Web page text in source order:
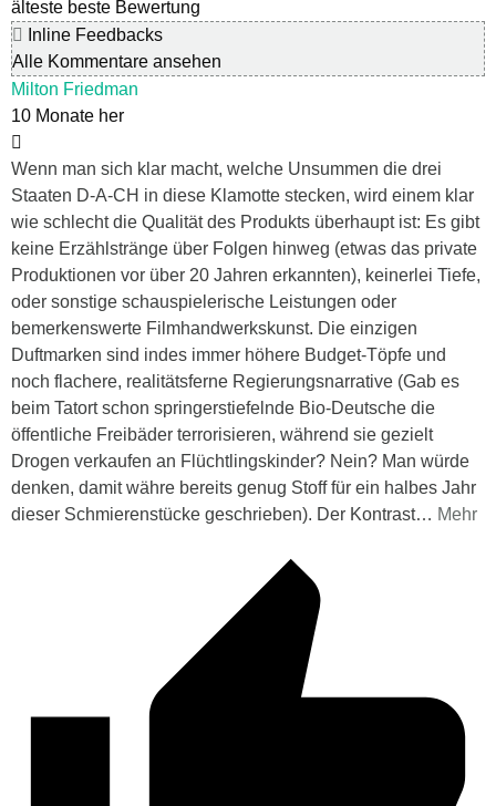
älteste beste Bewertung
Inline Feedbacks
Alle Kommentare ansehen
Milton Friedman
10 Monate her
Wenn man sich klar macht, welche Unsummen die drei
Staaten D-A-CH in diese Klamotte stecken, wird einem klar
wie schlecht die Qualität des Produkts überhaupt ist: Es gibt
keine Erzählstränge über Folgen hinweg (etwas das private
Produktionen vor über 20 Jahren erkannten), keinerlei Tiefe,
oder sonstige schauspielerische Leistungen oder
bemerkenswerte Filmhandwerkskunst. Die einzigen
Duftmarken sind indes immer höhere Budget-Töpfe und
noch flachere, realitätsferne Regierungsnarrative (Gab es
beim Tatort schon springerstiefelnde Bio-Deutsche die
öffentliche Freibäder terrorisieren, während sie gezielt
Drogen verkaufen an Flüchtlingskinder? Nein? Man würde
denken, damit währe bereits genug Stoff für ein halbes Jahr
dieser Schmierenstücke geschrieben). Der Kontrast… Mehr